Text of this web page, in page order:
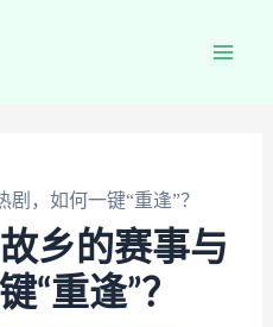
，如何一键“重逢”？
乡的赛事与
“重逢”？